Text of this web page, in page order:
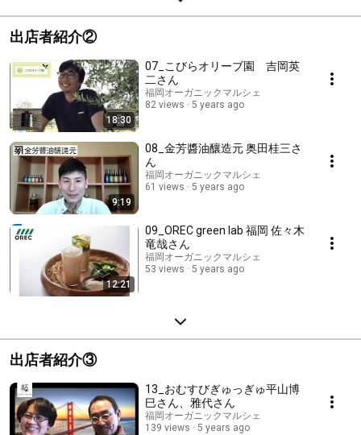
出店者紹介②
18:30
07_こびらオリーブ園 吉岡英
二さん
福岡オーガニックマルシェ
82 views
5 years ago
9:19
08_金芳醬油釀造元 奥田桂三さ
ん
福岡オーガニックマルシェ
61 views
5 years ago
12:21
09_OREC green lab 福岡 佐々木
竜哉さん
福岡オーガニックマルシェ
53 views
5 years ago
出店者紹介③
13_おむすびぎゅっぎゅ平山博
巳さん、雅代さん
福岡オーガニックマルシェ
139 views
5 years ago